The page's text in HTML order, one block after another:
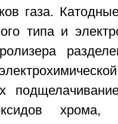
газа.
типа и